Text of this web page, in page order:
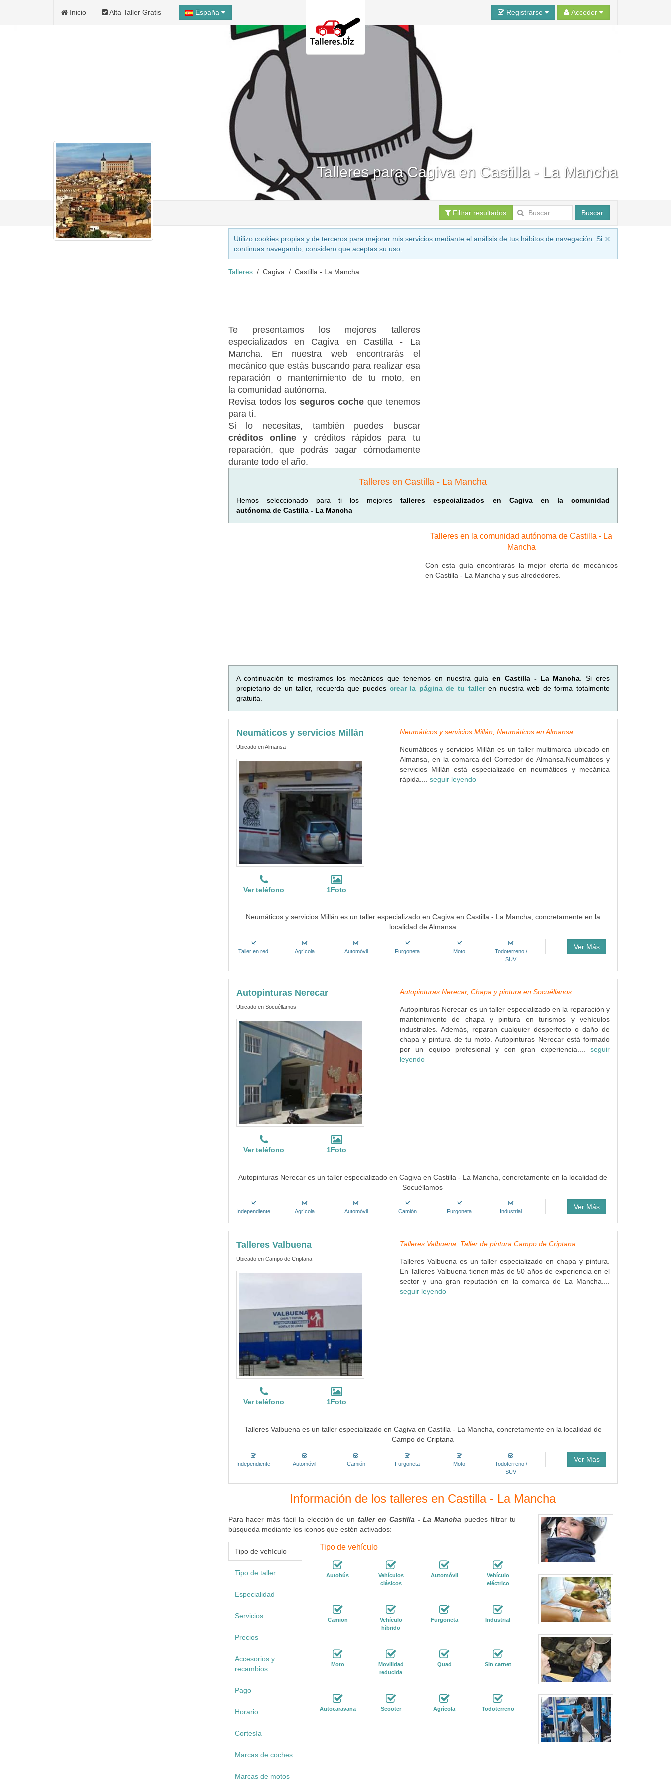
Inicio Alta Taller Gratis España Registrarse Acceder
Talleres para Cagiva en Castilla - La Mancha
Filtrar resultados Buscar
Utilizo cookies propias y de terceros para mejorar mis servicios mediante el análisis de tus hábitos de navegación. Si
continuas navegando, considero que aceptas su uso.
Talleres Cagiva Castilla - La Mancha
Te presentamos los mejores talleres
especializados en Cagiva en Castilla - La
Mancha. En nuestra web encontrarás el
mecánico que estás buscando para realizar esa
reparación o mantenimiento de tu moto, en
la comunidad autónoma.
Revisa todos los seguros cocheque tenemos
para tí.
Si lo necesitas, también puedes buscar
créditos onliney créditos rápidos para tu
reparación, que podrás pagar cómodamente
durante todo el año.
Talleres en Castilla - La Mancha
Hemos seleccionado para ti los mejorestalleres especializados en Cagiva en la comunidad
autónoma de Castilla - La Mancha
Talleres en la comunidad autónoma de Castilla - La
Mancha
Con esta guía encontrarás la mejor oferta de mecánicos
en Castilla - La Mancha y sus alrededores.
A continuación te mostramos los mecánicos que tenemos en nuestra guíaen Castilla - La Mancha . Si eres
propietario de un taller, recuerda que puedes crear la página de tu talleren nuestra web de forma totalmente
gratuita.
Neumáticos y servicios Millán
Ubicado en Almansa
Ver teléfono 1Foto
Neumáticos y servicios Millán, Neumáticos en Almansa
Neumáticos y servicios Millán es un taller multimarca ubicado en
Almansa, en la comarca del Corredor de Almansa.Neumáticos y
servicios Millán está especializado en neumáticos y mecánica
rápida.... seguir leyendo
Neumáticos y servicios Millán es un taller especializado en Cagiva en Castilla - La Mancha, concretamente en la
localidad de Almansa
Taller en red Agrícola Automóvil Furgoneta Moto
Todoterreno /
SUV
Ver Más
Autopinturas Nerecar
Ubicado en Socuéllamos
Ver teléfono 1Foto
Autopinturas Nerecar, Chapa y pintura en Socuéllanos
Autopinturas Nerecar es un taller especializado en la reparación y
mantenimiento de chapa y pintura en turismos y vehículos
industriales. Además, reparan cualquier desperfecto o daño de
chapa y pintura de tu moto. Autopinturas Nerecar está formado
por un equipo profesional y con gran experiencia.... seguir
leyendo
Autopinturas Nerecar es un taller especializado en Cagiva en Castilla - La Mancha, concretamente en la localidad de
Socuéllamos
Independiente Agrícola Automóvil Camión Furgoneta Industrial
Ver Más
Talleres Valbuena
Ubicado en Campo de Criptana
Ver teléfono 1Foto
Talleres Valbuena, Taller de pintura Campo de Criptana
Talleres Valbuena es un taller especializado en chapa y pintura.
En Talleres Valbuena tienen más de 50 años de experiencia en el
sector y una gran reputación en la comarca de La Mancha....
seguir leyendo
Talleres Valbuena es un taller especializado en Cagiva en Castilla - La Mancha, concretamente en la localidad de
Campo de Criptana
Independiente Automóvil Camión Furgoneta Moto
Todoterreno /
SUV
Ver Más
Información de los talleres en Castilla - La Mancha
Para hacer más fácil la elección de un taller en Castilla - La Mancha puedes filtrar tu
búsqueda mediante los iconos que estén activados:
Tipo de vehículo
Tipo de taller
Especialidad
Servicios
Precios
Accesorios y
recambios
Pago
Horario
Cortesía
Marcas de coches
Marcas de motos
Tipo de vehículo
Autobús
Vehículos
clásicos
Automóvil
Vehículo
eléctrico
Camion
Vehículo
híbrido
Furgoneta Industrial
Moto
Movilidad
reducida
Quad Sin carnet
Autocaravana Scooter Agrícola Todoterreno